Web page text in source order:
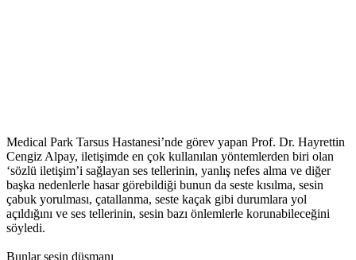
Medical Park Tarsus Hastanesi’nde görev yapan Prof. Dr. Hayrettin
Cengiz Alpay, iletişimde en çok kullanılan yöntemlerden biri olan
‘sözlü iletişim’i sağlayan ses tellerinin, yanlış nefes alma ve diğer
başka nedenlerle hasar görebildiği bunun da seste kısılma, sesin
çabuk yorulması, çatallanma, seste kaçak gibi durumlara yol
açıldığını ve ses tellerinin, sesin bazı önlemlerle korunabileceğini
söyledi.
Bunlar sesin düşmanı